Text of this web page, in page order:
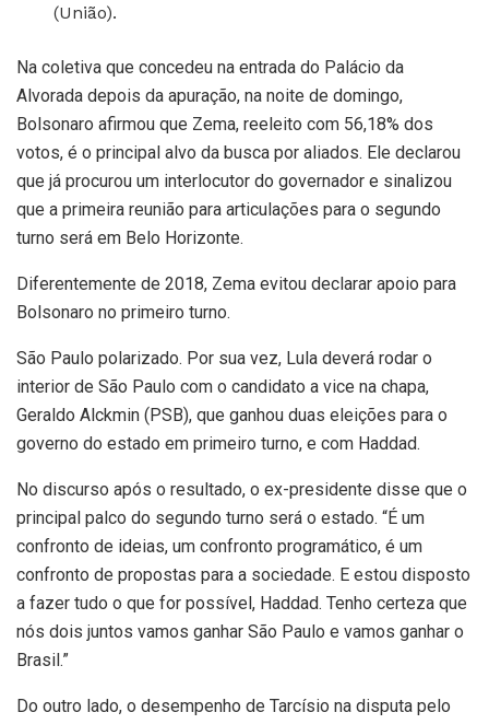
(União).
Na coletiva que concedeu na entrada do Palácio da
Alvorada depois da apuração, na noite de domingo,
Bolsonaro afirmou que Zema, reeleito com 56,18% dos
votos, é o principal alvo da busca por aliados. Ele declarou
que já procurou um interlocutor do governador e sinalizou
que a primeira reunião para articulações para o segundo
turno será em Belo Horizonte.
Diferentemente de 2018, Zema evitou declarar apoio para
Bolsonaro no primeiro turno.
São Paulo polarizado. Por sua vez, Lula deverá rodar o
interior de São Paulo com o candidato a vice na chapa,
Geraldo Alckmin (PSB), que ganhou duas eleições para o
governo do estado em primeiro turno, e com Haddad.
No discurso após o resultado, o ex-presidente disse que o
principal palco do segundo turno será o estado. “É um
confronto de ideias, um confronto programático, é um
confronto de propostas para a sociedade. E estou disposto
a fazer tudo o que for possível, Haddad. Tenho certeza que
nós dois juntos vamos ganhar São Paulo e vamos ganhar o
Brasil.”
Do outro lado, o desempenho de Tarcísio na disputa pelo